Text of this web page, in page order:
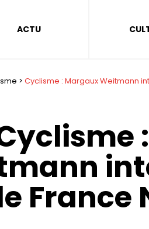
ACTU
> Cyclisme : Margaux Weitmann
France